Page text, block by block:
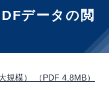
データの閲
規模） （PDF 4.8MB）